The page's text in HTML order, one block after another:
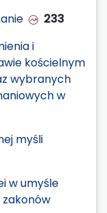
233
i
kościelnym
wybranych
w
myśli
w umyśle
zakonów